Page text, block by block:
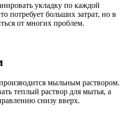
укладку по каждой
потребует больших затрат, но в
от многих проблем.
мыльным раствором.
теплый раствор для мытья, а
снизу вверх.